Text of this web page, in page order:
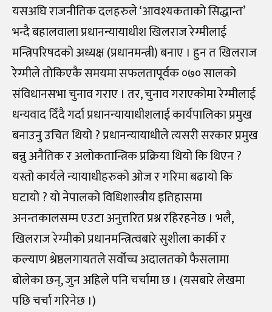
यसअघि राजनीतिक दलहरुले ‘आवश्यकताको सिद्धान्त’
भन्दै बहालवाला प्रधानन्यायाधीश खिलराज रेग्मीलाई
मन्त्रिपरिषदको अध्यक्ष (प्रधानमन्त्री) बनाए । हुन त खिलराज
रेग्मीले तोकिएकै समयमा सफलतापूर्वक ०७० सालको
संविधानसभा चुनाव गराए । तर, चुनाव गराएकोमा रेग्मीलाई
धन्यवाद दिँदै गर्दा प्रधानन्यायाधीशलाई कार्यपालिका प्रमुख
बनाउनु उचित थियो ? प्रधानन्यायाधीले त्यसरी सरकार प्रमुख
बन्नु अनैतिक र अलोकतान्त्रिक प्रक्रिया थियो कि थिएन ?
यस्तो कार्यले न्यायाधीहरुको ओज र गरिमा बढायो कि
घटायो ? यो नेपालको विधिशास्त्रीय इतिहासमा
अनन्तकालसम्म एउटा अनुत्तरित प्रश्न रहिरहनेछ । भलै,
खिलराज रेग्मीको प्रधानमन्त्रित्वबारे सुशीला कार्की र
कल्याण श्रेष्ठलगायतले सर्वोच्च अदालतको फैसलामा
बोलेका छन्, जुन अहिले पनि चर्चामा छ । (यसबारे लेखमा
पछि चर्चा गरिनेछ ।)